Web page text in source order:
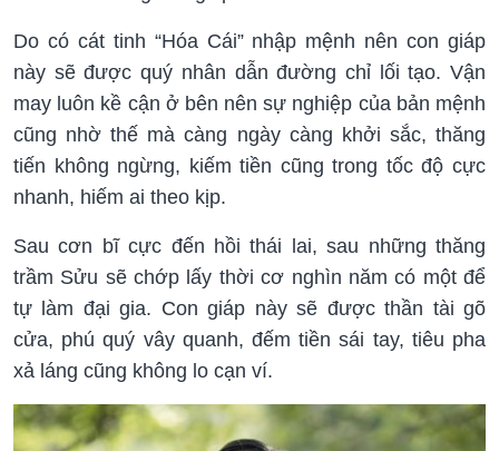
Do có cát tinh “Hóa Cái” nhập mệnh nên con giáp
này sẽ được quý nhân dẫn đường chỉ lối tạo. Vận
may luôn kề cận ở bên nên sự nghiệp của bản mệnh
cũng nhờ thế mà càng ngày càng khởi sắc, thăng
tiến không ngừng, kiếm tiền cũng trong tốc độ cực
nhanh, hiếm ai theo kịp.
Sau cơn bĩ cực đến hồi thái lai, sau những thăng
trầm Sửu sẽ chớp lấy thời cơ nghìn năm có một để
tự làm đại gia. Con giáp này sẽ được thần tài gõ
cửa, phú quý vây quanh, đếm tiền sái tay, tiêu pha
xả láng cũng không lo cạn ví.